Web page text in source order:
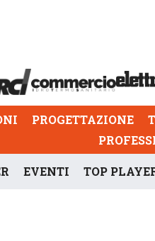
PROGETTAZIONE
EVENTI TOP